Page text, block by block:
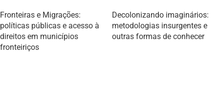
Fronteiras e Migrações:
políticas públicas e acesso à
direitos em municípios
fronteiriços
Decolonizando imaginários:
metodologias insurgentes e
outras formas de conhecer